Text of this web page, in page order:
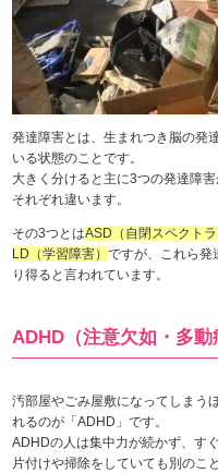
発達障害とは、生まれつき脳の発
いる状態のことです。
大きく分けると主に3つの発達障
それぞれ違います。
その3つとはASD（自閉スペクト
LD（学習障害）ですが、これら発
り得ると言われています。
ADHD（注意欠如・多
汚部屋やごみ屋敷になってしまう
れるのが「ADHD」です。
ADHDの人は集中力が続かず、す
片付けや掃除をしていても別のこ